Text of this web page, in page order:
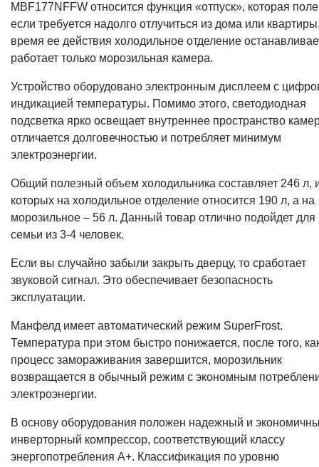
MBF177NFFW относится функция «отпуск», которая
если требуется надолго отлучиться из дома или
время ее действия холодильное отделение
работает только морозильная камера.
Устройство оборудовано электронным дисплеем с
индикацией температуры. Помимо этого, светодиодная
подсветка ярко освещает внутреннее пространство
отличается долговечностью и потребляет минимум
электроэнергии.
Общий полезный объем холодильника составляет 246 л,
которых на холодильное отделение относится 190 л, а на
морозильное – 56 л. Данный товар отлично подойдет для
семьи из 3-4 человек.
Если вы случайно забыли закрыть дверцу, то сработает
звуковой сигнал. Это обеспечивает безопасность
эксплуатации.
Манфелд имеет автоматический режим SuperFrost.
Температура при этом быстро понижается, после того,
процесс замораживания завершится, морозильник
возвращается в обычный режим с экономным
электроэнергии.
В основу оборудования положен надежный и
инверторный компрессор, соответствующий классу
энергопотребления А+. Классификация по уровню